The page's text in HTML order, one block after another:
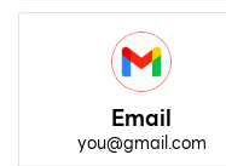
Email
you@gmail.com